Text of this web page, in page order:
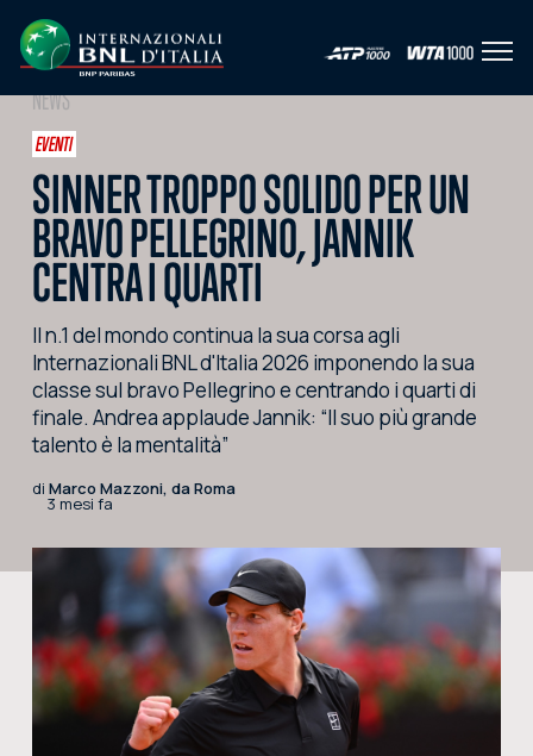
Apri
NEWS
EVENTI
SINNER TROPPO SOLIDO PER UN
BRAVO PELLEGRINO, JANNIK
CENTRA I QUARTI
Il n.1 del mondo continua la sua corsa agli
Internazionali BNL d'Italia 2026 imponendo la sua
classe sul bravo Pellegrino e centrando i quarti di
finale. Andrea applaude Jannik: “Il suo più grande
talento è la mentalità”
di Marco Mazzoni, da Roma
3 mesi fa
IT EN
L'EVENTO
NEWS
VIDEO
FOTO
SOCIAL
CORPORATE HOSPITALITY
PARTNERS
CERCA NEL SITO
ACQUISTA I BIGLIETTI
VIVI L’EMOZIONE DEGLI INTERNAZIONALI BNL D’ITALIA DAL VIVO: ACQUISTA I BIGLIETTI CON
LA BIGLIETTERIA CENTRALE DEL FORO ITALICO